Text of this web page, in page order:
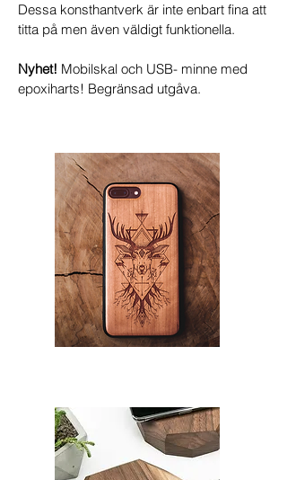
Dessa konsthantverk är inte enbart fina att
titta på men även väldigt funktionella.
Nyhet! Mobilskal och USB- minne med
epoxiharts! Begränsad utgåva.